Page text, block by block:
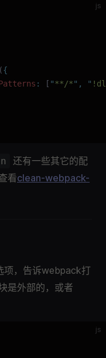
js
({
: [ "**/*" , "
还有一些其它的配
看clean-webpack-
项，告诉webpack打
是外部的，或者
js